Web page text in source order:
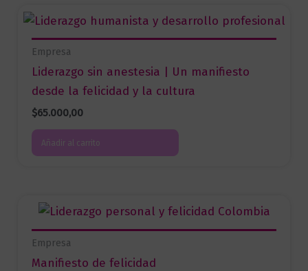
Empresa
Liderazgo sin anestesia | Un manifiesto
desde la felicidad y la cultura
$65.000,00
Añadir al carrito
Empresa
Manifiesto de felicidad